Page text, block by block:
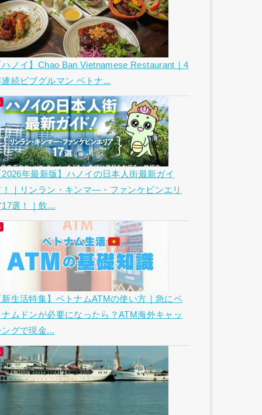
ハノイ】Chao Ban Vietnamese Restaurant｜4
連続ビブグルマン ベトナ...
2026年最新版】ハノイの日本人街最新ガイ
！｜リンラン・キンマ―・ファンケビンエリ
17選！｜飲...
新生活特集】ベトナムATMの使い方｜急にベ
ナムドンが必要になったら？ATM海外キャッ
ングで現金...